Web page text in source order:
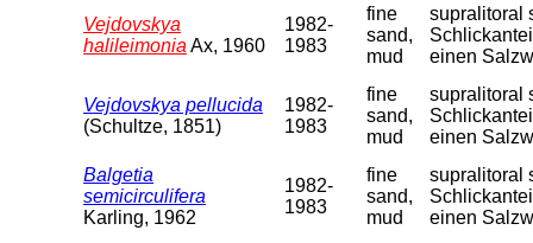
Vejdovskya
halileimonia Ax, 1960
1982-
1983
fine
sand,
mud
supralitoral
einen
Vejdovskya pellucida
(Schultze, 1851)
1982-
1983
fine
sand,
mud
supralitoral
einen
Balgetia
semicirculifera
Karling, 1962
1982-
1983
fine
sand,
mud
supralitoral
einen